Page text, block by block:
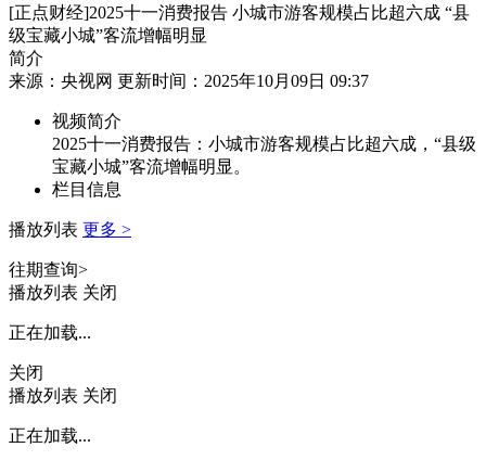
[正点财经]2025十一消费报告 小城市游客规模占比超六成 “县
级宝藏小城”客流增幅明显
简介
来源：央视网 更新时间：2025年10月09日 09:37
视频简介
2025十一消费报告：小城市游客规模占比超六成，“县级
宝藏小城”客流增幅明显。
栏目信息
播放列表 更多 >
往期查询>
播放列表 关闭
正在加载...
关闭
播放列表 关闭
正在加载...